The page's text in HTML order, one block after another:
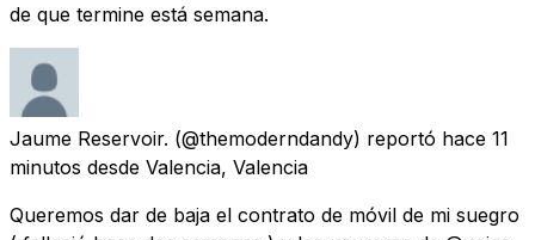
de que termine está semana.
Jaume Reservoir. (@themoderndandy) reportó hace 11
minutos desde Valencia, Valencia
Queremos dar de baja el contrato de móvil de mi suegro